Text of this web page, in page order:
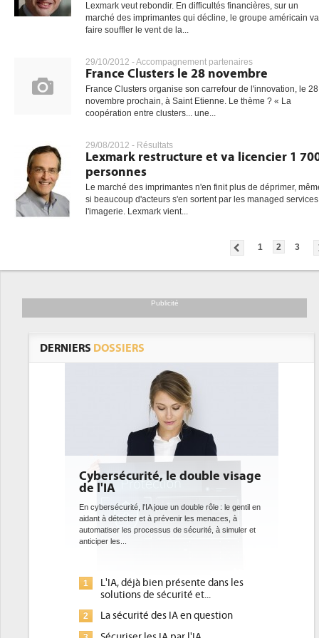
Lexmark veut rebondir. En difficultés financières, sur un
marché des imprimantes qui décline, le groupe américain va
faire souffler le vent de la...
29/10/2012 -Accompagnement partenaires
France Clusters le 28 novembre
France Clusters organise son carrefour de l'innovation, le 28
novembre prochain, à Saint Etienne. Le thème ? « La
coopération entre clusters... une...
29/08/2012 - Résultats
Lexmark restructure et va licencier 1
personnes
Le marché des imprimantes n'en finit plus de déprimer,
si beaucoup d'acteurs s'en sortent par les managed
l'imagerie. Lexmark vient...
1 2 3
Publicité
DERNIERS DOSSIERS
le double visage
l'IA joue un double rôle : le gentil en
et à prévenir les menaces, à
les processus de sécurité, à simuler et
déjà bien présente dans les
des IA en question
DEE: l'efficacité
bientôt une obligation
datacenters
Des datacenters plus durables et plus
ce que recherchent les pouvoirs
1
Qu'est-ce que la DEE
d'efficacité énergétique)
2
DEE, une pression